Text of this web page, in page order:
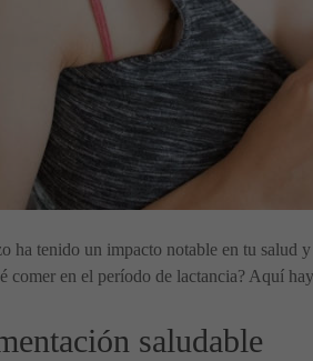
ha tenido un impacto notable en tu salud
comer en el período de lactancia? Aquí
saludable